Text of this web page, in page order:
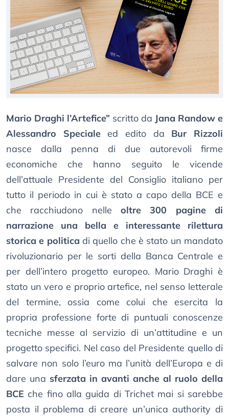
Mario Draghi l’Artefice” scritto da Jana Randow e
Alessandro Specialeed edito da Bur Rizzoli
nasce dalla penna di due autorevoli firme
economiche che hanno seguito le vicende
dell’attuale Presidente del Consiglio italiano per
tutto il periodo in cui è stato a capo della BCE e
che racchiudono nelle oltre 300 pagine di
narrazione una bella e interessante rilettura
storica e politica di quello che è stato un mandato
rivoluzionario per le sorti della Banca Centrale e
per dell’intero progetto europeo. Mario Draghi è
stato un vero e proprio artefice, nel senso letterale
del termine, ossia come colui che esercita la
propria professione forte di puntuali conoscenze
tecniche messe al servizio di un’attitudine e un
progetto specifici. Nel caso del Presidente quello di
salvare non solo l’euro ma l’unità dell’Europa e di
dare una sferzata in avanti anche al ruolo della
BCE che fino alla guida di Trichet mai si sarebbe
posta il problema di creare un’unica authority di